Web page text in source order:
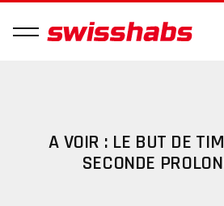
A VOIR : LE BUT DE
SECONDE